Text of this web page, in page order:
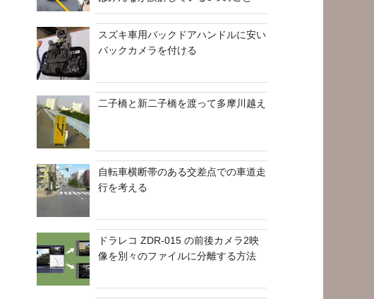
スズキ車用バックドアハンドルに安い
バックカメラを付ける
二子橋と新二子橋を渡って多摩川越え
自転車横断帯のある交差点での車道走
行を考える
ドラレコ ZDR-015 の前後カメラ2映
像を別々のファイルに分離する方法